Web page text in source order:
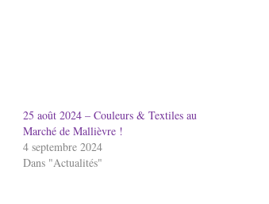
25 août 2024 – Couleurs & Textiles au
Marché de Mallièvre !
4 septembre 2024
Dans "Actualités"